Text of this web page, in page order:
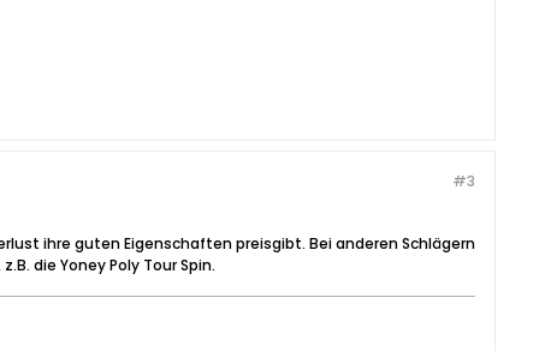
#3
ihre guten Eigenschaften preisgibt. Bei anderen Schlägern
die Yoney Poly Tour Spin.